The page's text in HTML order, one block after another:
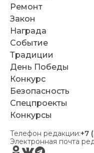
Ремонт
Закон
Награда
Событие
Традиции
День Победы
Конкурс
Безопасность
Спецпроекты
Конкурсы
Телефон редакции:+7
Электронная почта